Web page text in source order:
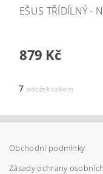
EŠUS TŘÍDÍLNÝ -
879 Kč
7 položek celkem
Obchodní podmínky
Zásady ochrany